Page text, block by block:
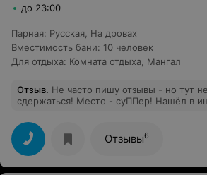
до 23:00
Парная: Русская На дровах
Вместимость бани: 10 человек
Для отдыха: Комната отдыха Мангал
Отзыв. Не часто пишу отзывы - но тут
сдержаться! Место - суППер! Нашёл в
и"сменить картинку"... А попал в какую-
есть всё! Очень тихо, слышно только
Очень красиво! Уютно! На самом деле -
душой! Но даже это не самое главное.
понравилось отношение владельцев к
Отзывы6